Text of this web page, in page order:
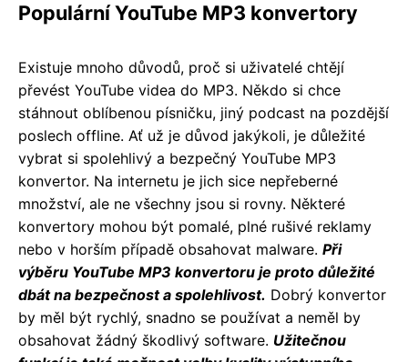
Populární YouTube MP3 konvertory
Existuje mnoho důvodů, proč si uživatelé chtějí
převést YouTube videa do MP3. Někdo si chce
stáhnout oblíbenou písničku, jiný podcast na pozdější
poslech offline. Ať už je důvod jakýkoli, je důležité
vybrat si spolehlivý a bezpečný YouTube MP3
konvertor. Na internetu je jich sice nepřeberné
množství, ale ne všechny jsou si rovny. Některé
konvertory mohou být pomalé, plné rušivé reklamy
nebo v horším případě obsahovat malware. Při
výběru YouTube MP3 konvertoru je proto důležité
dbát na bezpečnost a spolehlivost. Dobrý konvertor
by měl být rychlý, snadno se používat a neměl by
obsahovat žádný škodlivý software. Užitečnou